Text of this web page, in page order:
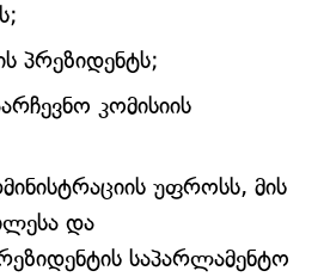
პრეზიდენტს;
კომისიის
უფროსს, მის
და
საპარლამენტო